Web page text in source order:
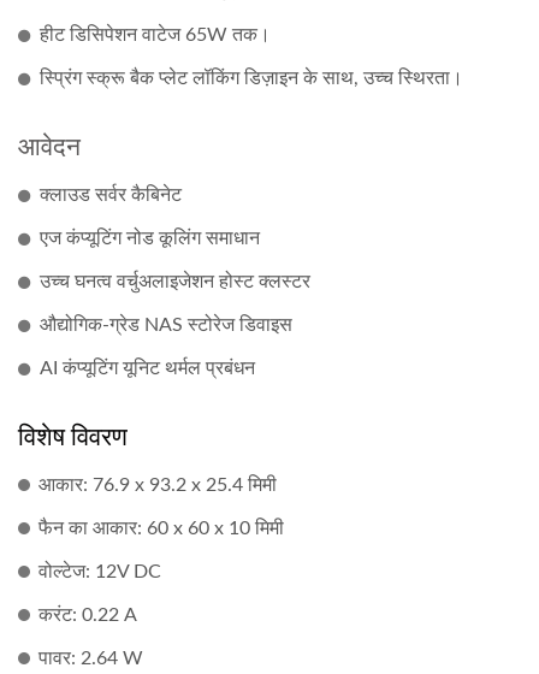
हीट डिसिपेशन वाटेज 65W तक।
स्प्रिंग स्क्रू बैक प्लेट लॉकिंग डिज़ाइन के साथ, उच्च स्थिरता।
आवेदन
क्लाउड सर्वर कैबिनेट
एज कंप्यूटिंग नोड कूलिंग समाधान
उच्च घनत्व वर्चुअलाइजेशन होस्ट क्लस्टर
औद्योगिक-ग्रेड NAS स्टोरेज डिवाइस
AI कंप्यूटिंग यूनिट थर्मल प्रबंधन
विशेष विवरण
आकार: 76.9 x 93.2 x 25.4 मिमी
फैन का आकार: 60 x 60 x 10 मिमी
वोल्टेज: 12V DC
करंट: 0.22 A
पावर: 2.64 W